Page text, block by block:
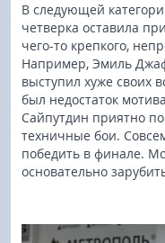
В следующей
четверка оставила
чего-то крепкого,
Например, Эмиль
выступил хуже своих
был недостаток
Сайпутдин приятно
техничные бои.
победить в финале.
основательно